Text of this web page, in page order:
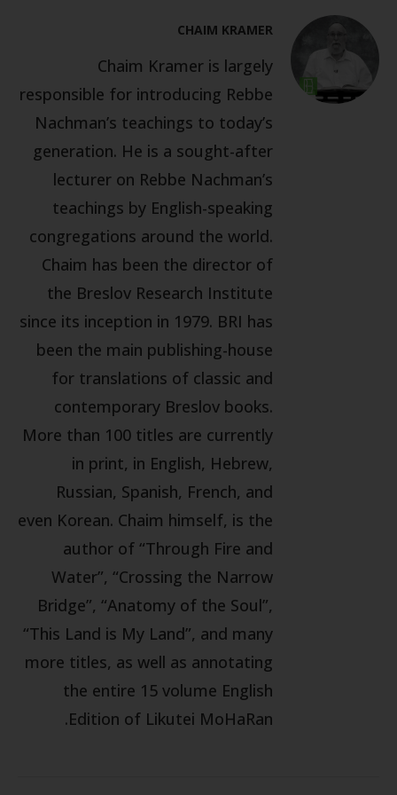
CHAIM KRAMER
Chaim Kramer is largely
responsible for introducing Rebbe
Nachman’s teachings to today’s
generation. He is a sought-after
lecturer on Rebbe Nachman’s
teachings by English-speaking
congregations around the world.
Chaim has been the director of
the Breslov Research Institute
since its inception in 1979. BRI has
been the main publishing-house
for translations of classic and
contemporary Breslov books.
More than 100 titles are currently
in print, in English, Hebrew,
Russian, Spanish, French, and
even Korean. Chaim himself, is the
author of “Through Fire and
Water”, “Crossing the Narrow
Bridge”, “Anatomy of the Soul”,
“This Land is My Land”, and many
more titles, as well as annotating
the entire 15 volume English
Edition of Likutei MoHaRan.